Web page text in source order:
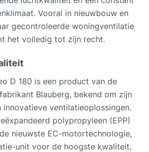
Vooral in nieuwbouw en
gecontroleerde woningventilatie
het volledig tot zijn recht.
D 180 is een product van de
Blauberg, bekend om zijn
innovatieve ventilatieoplossingen.
polypropyleen (EPP)
nieuwste EC-motortechnologie,
unit voor de hoogste kwaliteit,